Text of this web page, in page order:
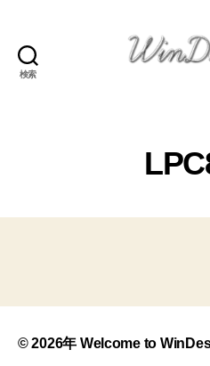
検索
© 2026年 Welcome to